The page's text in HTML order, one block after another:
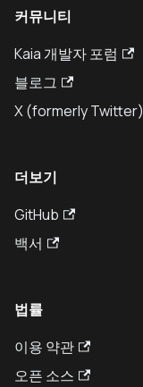
커뮤니티
Kaia 개발자 포럼
블로그
X (formerly Twitter)
더보기
GitHub
백서
법률
이용 약관
오픈 소스